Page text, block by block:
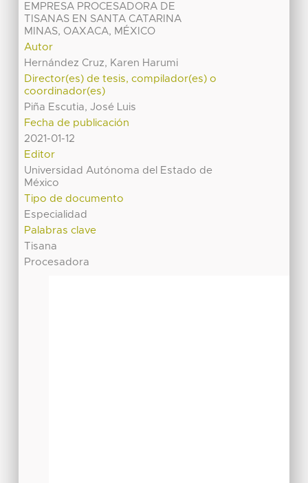
EMPRESA PROCESADORA DE
TISANAS EN SANTA CATARINA
MINAS, OAXACA, MÉXICO
Autor
Hernández Cruz, Karen Harumi
Director(es) de tesis, compilador(es) o
coordinador(es)
Piña Escutia, José Luis
Fecha de publicación
2021-01-12
Editor
Universidad Autónoma del Estado de
México
Tipo de documento
Especialidad
Palabras clave
Tisana
Procesadora